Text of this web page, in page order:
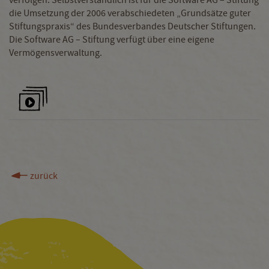
die Umsetzung der 2006 verabschiedeten „Grundsätze guter
Stiftungspraxis“ des Bundesverbandes Deutscher Stiftungen.
Die Software AG – Stiftung verfügt über eine eigene
Vermögensverwaltung.
zurück